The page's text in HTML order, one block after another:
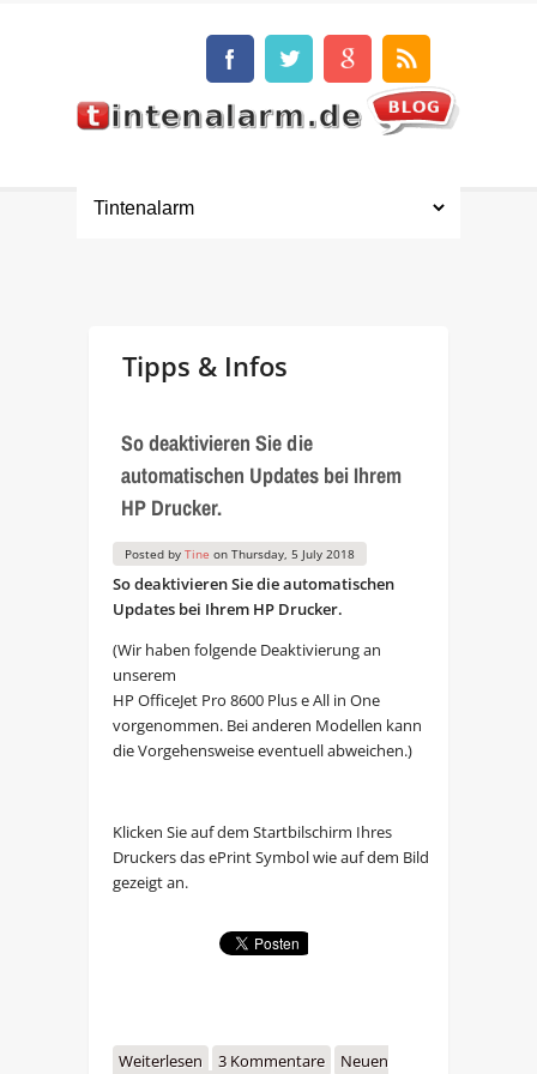
Tipps & Infos
So deaktivieren Sie die
automatischen Updates bei Ihrem
HP Drucker.
Posted by Tine on Thursday, 5 July 2018
So deaktivieren Sie die automatischen
Updates bei Ihrem HP Drucker.
(Wir haben folgende Deaktivierung an
unserem
HP OfficeJet Pro 8600 Plus e All in One
vorgenommen. Bei anderen Modellen kann
die Vorgehensweise eventuell abweichen.)
Klicken Sie auf dem Startbilschirm Ihres
Druckers das ePrint Symbol wie auf dem Bild
gezeigt an.
Weiterlesenüber So deaktivieren Sie die
3 Kommentare
Neuen